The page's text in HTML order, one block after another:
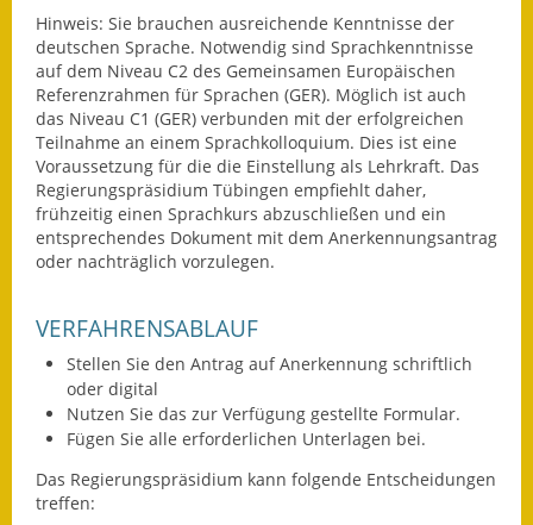
Kreisstraße
Umleitungsplan
Ausweichfahrplan
Buslinie 168
Stellenausschreibungen
Zahlen und Fakten
Bauhof Notzingen
Behördenadressen
Landkreis
Hinweis: Sie brauchen ausreichende Kenntnisse der
deutschen Sprache. Notwendig sind Sprachkenntnisse
auf dem Niveau C2 des Gemeinsamen Europäischen
Referenzrahmen für Sprachen (GER). Möglich ist auch
das Niveau C1 (GER) verbunden mit der erfolgreichen
Teilnahme an einem Sprachkolloquium. Dies ist eine
Voraussetzung für die die Einstellung als Lehrkraft. Das
Regierungspräsidium Tübingen empfiehlt daher,
frühzeitig einen Sprachkurs abzuschließen und ein
entsprechendes Dokument mit dem Anerkennungsantrag
oder nachträglich vorzulegen.
VERFAHRENSABLAUF
Stellen Sie den Antrag auf Anerkennung schriftlich
oder digital
Nutzen Sie das zur Verfügung gestellte Formular.
Fügen Sie alle erforderlichen Unterlagen bei.
Das Regierungspräsidium kann folgende Entscheidungen
treffen: